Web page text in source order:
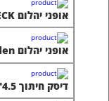
אופני יהלום GREAT NECK
אופני יהלום Harden
דיסק חיתוך 4.5" רב שימושי (עץ/פלסטיק/גבס)